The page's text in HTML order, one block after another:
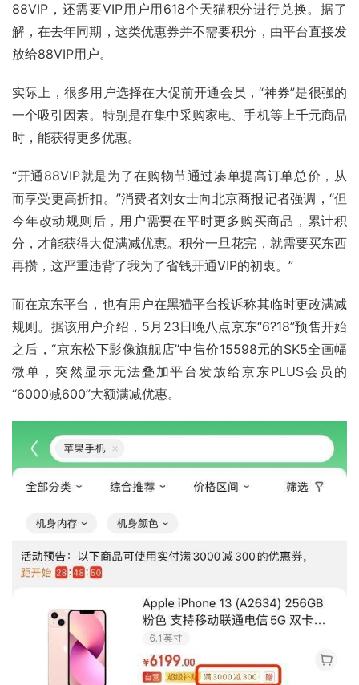
88VIP，还需要VIP用户用618个天猫积分进行兑换。据了
解，在去年同期，这类优惠券并不需要积分，由平台直接发
放给88VIP用户。
实际上，很多用户选择在大促前开通会员，“神券”是很强的
一个吸引因素。特别是在集中采购家电、手机等上千元商品
时，能获得更多优惠。
“开通88VIP就是为了在购物节通过凑单提高订单总价，从
而享受更高折扣。”消费者刘女士向北京商报记者强调，“但
今年改动规则后，用户需要在平时更多购买商品，累计积
分，才能获得大促满减优惠。积分一旦花完，就需要买东西
再攒，这严重违背了我为了省钱开通VIP的初衷。”
而在京东平台，也有用户在黑猫平台投诉称其临时更改满减
规则。据该用户介绍，5月23日晚八点京东“6?18”预售开始
之后，“京东松下影像旗舰店”中售价15598元的SK5全画幅
微单，突然显示无法叠加平台发放给京东PLUS会员的
“6000减600”大额满减优惠。